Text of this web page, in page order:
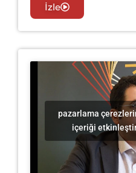
İzle
pazarlama
içeriği